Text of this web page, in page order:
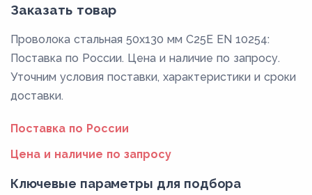
Заказать товар
Проволока стальная 50х130 мм C25E EN 10254:
Поставка по России. Цена и наличие по запросу.
Уточним условия поставки, характеристики и сроки
доставки.
Поставка по России
Цена и наличие по запросу
Ключевые параметры для подбора